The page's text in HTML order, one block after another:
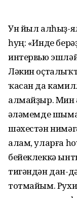
Ун йыл алһыҙ-
һуң: «Инде
интервью
Ләкин
ҡасан да
алмайҙыр. Мин
Ҡәләмемде
шәхестән
алам, уларға
бейеклеккә
тигәндән дан-
тотмайым.